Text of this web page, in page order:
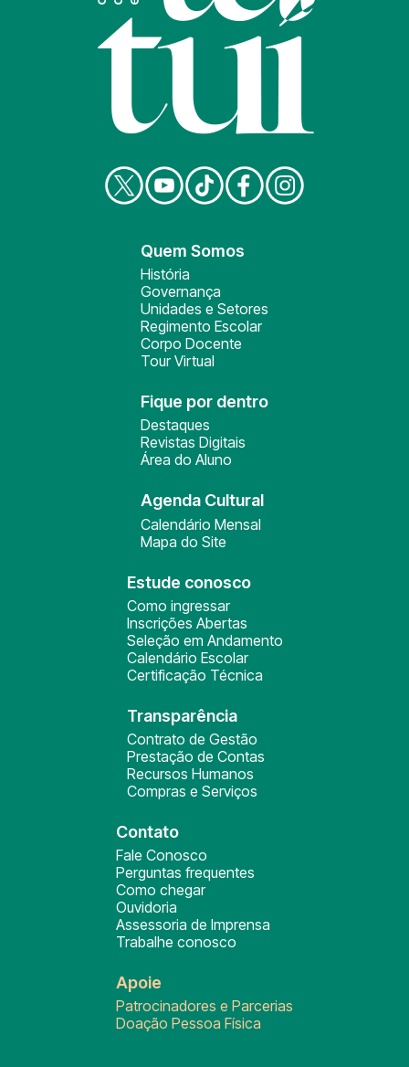
Quem Somos
História
Governança
Unidades e Setores
Regimento Escolar
Corpo Docente
Tour Virtual
Fique por dentro
Destaques
Revistas Digitais
Área do Aluno
Agenda Cultural
Calendário Mensal
Mapa do Site
Estude conosco
Como ingressar
Inscrições Abertas
Seleção em Andamento
Calendário Escolar
Certificação Técnica
Transparência
Contrato de Gestão
Prestação de Contas
Recursos Humanos
Compras e Serviços
Contato
Fale Conosco
Perguntas frequentes
Como chegar
Ouvidoria
Assessoria de Imprensa
Trabalhe conosco
Apoie
Patrocinadores e Parcerias
Doação Pessoa Física